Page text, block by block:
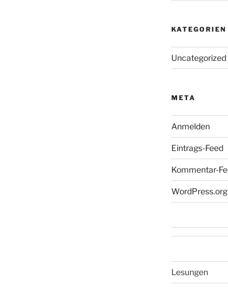
KATEGORIEN
Uncategorized
META
Anmelden
Eintrags-Feed
Kommentar-
WordPress.org
Lesungen